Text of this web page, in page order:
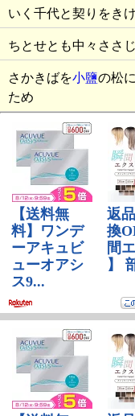
いく千代と契りをき
ちとせとも中々ささじ
さかきばを小鹽の松
ため